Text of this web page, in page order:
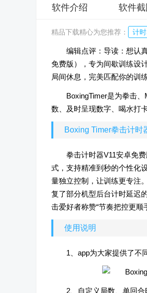
软件介绍 软件截
精品下载精心为您推荐： 计
编辑点评：导读：想认
免费版），专为间歇训练设
局间休息，完美匹配你的训
BoxingTimer是为拳击
数、及时呈现数字、喝水打
Boxing Timer拳击计时
拳击计时器V11安卓免
式，支持精准到秒的个性化
量独立控制，让训练更专注
复了部分机型后台计时延迟
击爱好者称赞“节奏把控更顺
使用说明
1、app为大家提供了不
2、自定义局数、单回